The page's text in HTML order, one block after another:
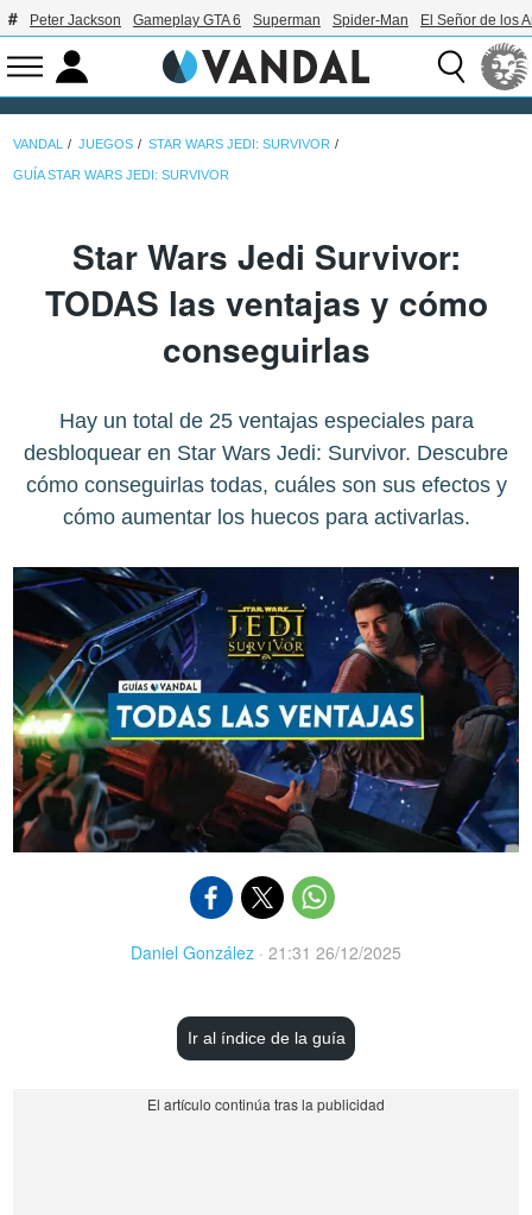
Peter Jackson Gameplay GTA 6 Superman Spider-Man El Señor de los
VANDAL JUEGOS STAR WARS JEDI: SURVIVOR
GUÍA STAR WARS JEDI: SURVIVOR
Star Wars Jedi Survivor:
TODAS las ventajas y cómo
conseguirlas
Hay un total de 25 ventajas especiales para
desbloquear en Star Wars Jedi: Survivor. Descubre
cómo conseguirlas todas, cuáles son sus efectos y
cómo aumentar los huecos para activarlas.
Daniel González · 21:31 26/12/2025
Ir al índice de la guía